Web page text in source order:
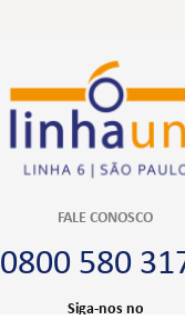
FALE CONOSCO
0800 580
Siga-nos no